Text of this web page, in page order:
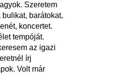
Szeretem
barátokat,
koncertet.
tempóját.
az igazi
írj
Volt már